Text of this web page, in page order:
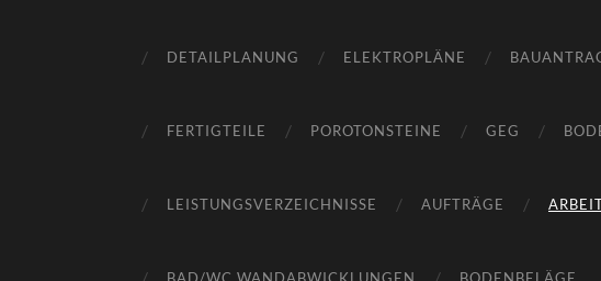
DETAILPLANUNG ELEKTROPLÄNE
FERTIGTEILE POROTONSTEINE GEG
LEISTUNGSVERZEICHNISSE AUFTRÄGE